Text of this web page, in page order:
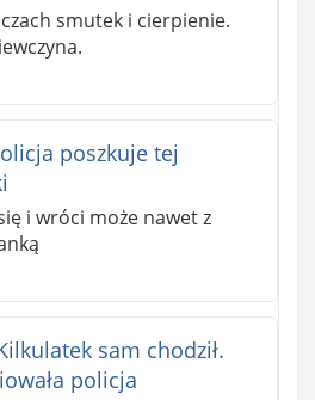
smutek i cierpienie.
poszkuje tej
i wróci może nawet z
sam chodził.
policja